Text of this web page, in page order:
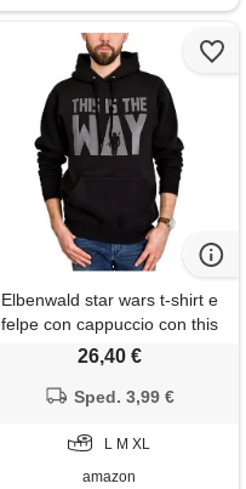
Elbenwald star wars t-shirt e
felpe con cappuccio con this
is the way print per uomo
donna unisex cotone, felpa
con cappuccio the way, xl
26,40 €
Sped. 3,99 €
L M XL
amazon